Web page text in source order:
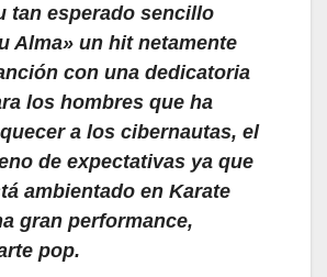
tan esperado sencillo
Alma» un hit netamente
con una dedicatoria
los hombres que ha
a los cibernautas, el
de expectativas ya que
ambientado en Karate
gran performance,
pop.